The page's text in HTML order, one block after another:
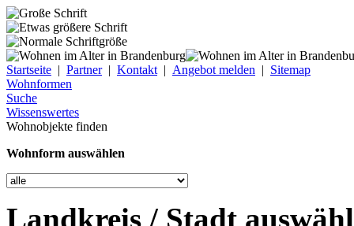
Startseite | Partner| Kontakt | Angebot melden | Sitemap
Wohnformen
Suche
Wissenswertes
Wohnobjekte finden
Wohnform auswählen
Landkreis / Stadt